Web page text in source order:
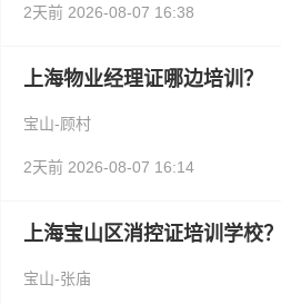
2天前 2026-08-07 16:38
上海物业经理证哪边培训？
宝山-顾村
2天前 2026-08-07 16:14
上海宝山区消控证培训学校？
宝山-张庙